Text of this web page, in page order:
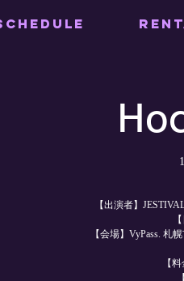
【出演者】
【会場】VyPass. 札
【